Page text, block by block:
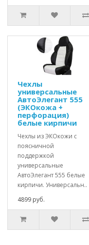
Чехлы
универсальные
АвтоЭлегант 555
(ЭКОкожа +
перфорация)
белые кирпичи
Чехлы из ЭКОкожи с
поясничной
поддержкой
универсальные
АвтоЭлегант 555 белые
кирпичи. Универсальн..
4899 руб.